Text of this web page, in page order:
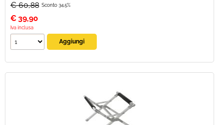
€ 60,88 Sconto 34.5%
€ 39,90
Iva inclusa